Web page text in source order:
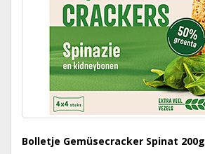
Bolletje Gemüsecracker Spinat 200g